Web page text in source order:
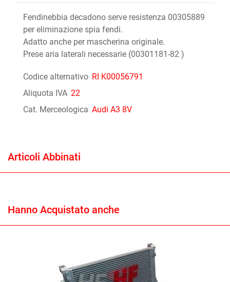
Fendinebbia decadono serve resistenza 00305889
per eliminazione spia fendi.
Adatto anche per mascherina originale.
Prese aria laterali necessarie (00301181-82 )
Codice alternativo RI K00056791
Aliquota IVA 22
Cat. Merceologica Audi A3 8V
Articoli Abbinati
Hanno Acquistato anche